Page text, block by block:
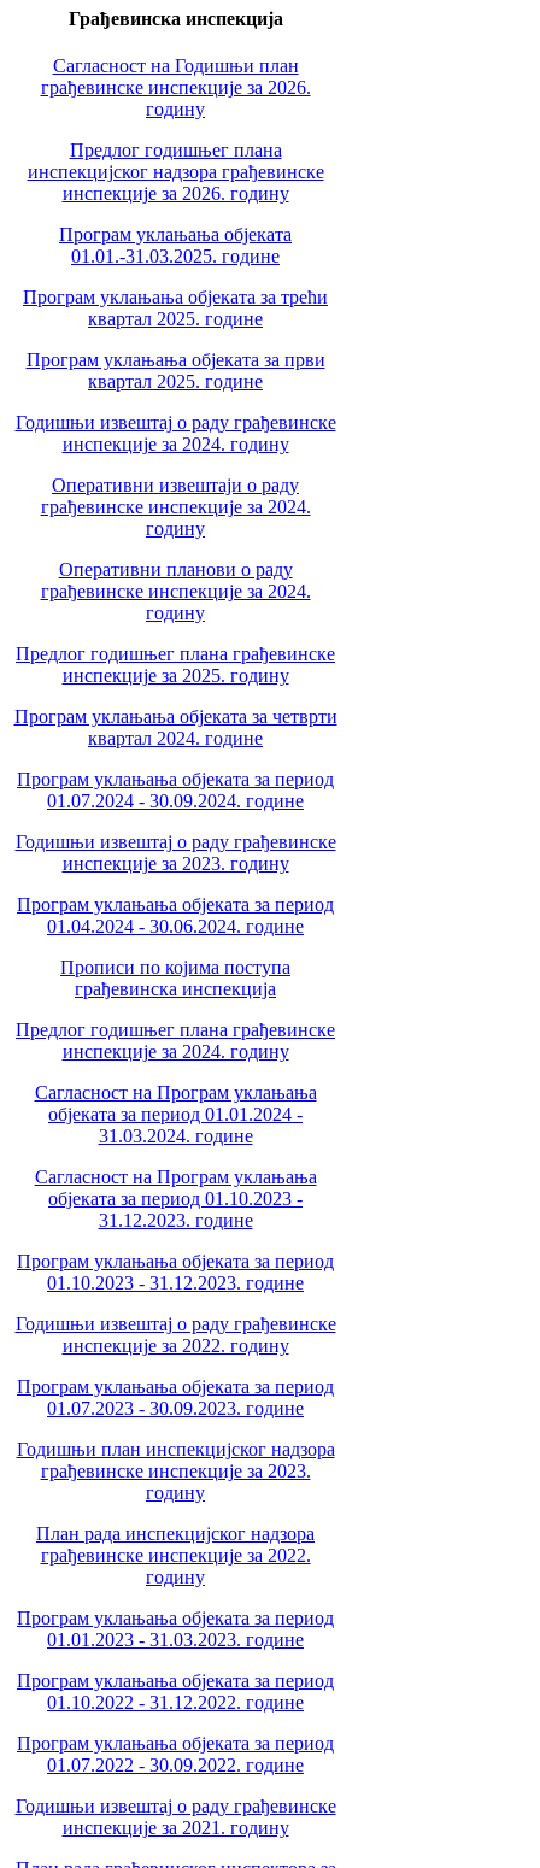
Грађевинска инспекција
Сагласност на Годишњи план
грађевинске инспекције за 2026.
годину
Предлог годишњег плана
инспекцијског надзора грађевинске
инспекције за 2026. годину
Програм уклањања објеката
01.01.-31.03.2025. године
Програм уклањања објеката за трећи
квартал 2025. године
Програм уклањања објеката за први
квартал 2025. године
Годишњи извештај о раду грађевинске
инспекције за 2024. годину
Оперативни извештаји о раду
грађевинске инспекције за 2024.
годину
Оперативни планови о раду
грађевинске инспекције за 2024.
годину
Предлог годишњег плана грађевинске
инспекције за 2025. годину
Програм уклањања објеката за четврти
квартал 2024. године
Програм уклањања објеката за период
01.07.2024 - 30.09.2024. године
Годишњи извештај о раду грађевинске
инспекције за 2023. годину
Програм уклањања објеката за период
01.04.2024 - 30.06.2024. године
Прописи по којима поступа
грађевинска инспекција
Предлог годишњег плана грађевинске
инспекције за 2024. годину
Сагласност на Програм уклањања
објеката за период 01.01.2024 -
31.03.2024. године
Сагласност на Програм уклањања
објеката за период 01.10.2023 -
31.12.2023. године
Програм уклањања објеката за период
01.10.2023 - 31.12.2023. године
Годишњи извештај о раду грађевинске
инспекције за 2022. годину
Програм уклањања објеката за период
01.07.2023 - 30.09.2023. године
Годишњи план инспекцијског надзора
грађевинске инспекције за 2023.
годину
План рада инспекцијског надзора
грађевинске инспекције за 2022.
годину
Програм уклањања објеката за период
01.01.2023 - 31.03.2023. године
Програм уклањања објеката за период
01.10.2022 - 31.12.2022. године
Програм уклањања објеката за период
01.07.2022 - 30.09.2022. године
Годишњи извештај о раду грађевинске
инспекције за 2021. годину